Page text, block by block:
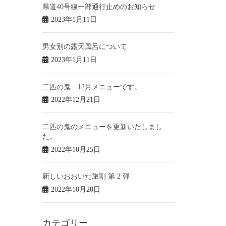
県道40号線一部通行止めのお知らせ
2023年1月11日
男女別の露天風呂について
2023年1月11日
二匹の鬼 12月メニューです。
2022年12月21日
二匹の鬼のメニューを更新いたしまし
た。
2022年10月25日
新しいおおいた旅割 第 2 弾
2022年10月20日
カテゴリー